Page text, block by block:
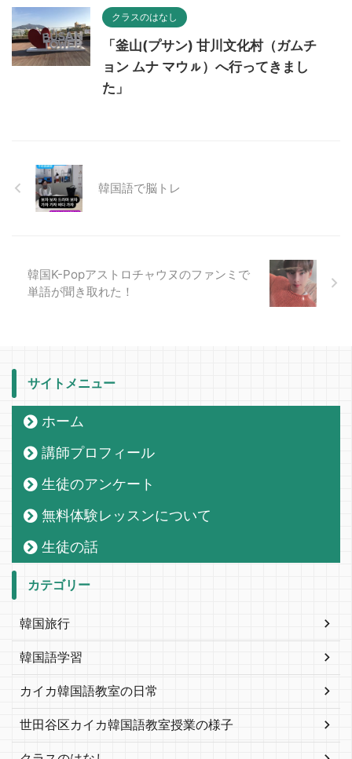
クラスのはなし
「釜山(プサン) 甘川文化村（ガムチ
ョン ムナ マウㇽ）へ行ってきまし
た」
韓国語で脳トレ
韓国K-Popアストロチャウヌのファンミで
単語が聞き取れた！
サイトメニュー
ホーム
講師プロフィール
生徒のアンケート
無料体験レッスンについて
生徒の話
カテゴリー
韓国旅行
韓国語学習
カイカ韓国語教室の日常
世田谷区カイカ韓国語教室授業の様子